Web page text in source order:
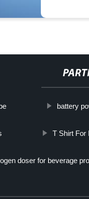
battery
T Shirt For
doser for beverage